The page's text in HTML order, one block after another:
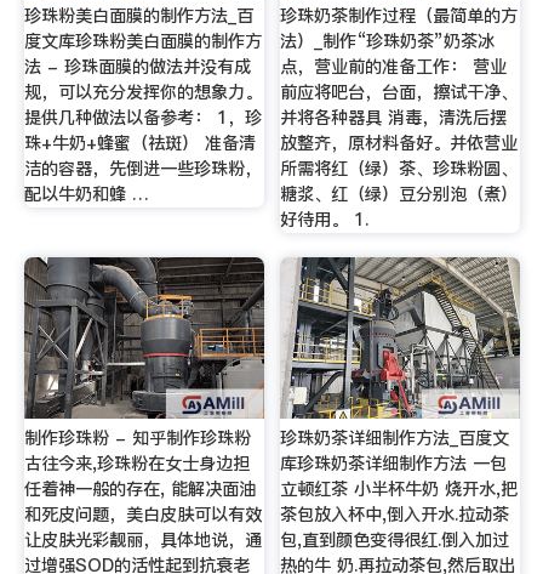
珍珠粉美白面膜的制作方法_百
度文库珍珠粉美白面膜的制作方
法 - 珍珠面膜的做法并没有成
规，可以充分发挥你的想象力。
提供几种做法以备参考： 1，珍
珠+牛奶+蜂蜜（祛斑） 准备清
洁的容器，先倒进一些珍珠粉，
配以牛奶和蜂 …
珍珠奶茶制作过程（最简单的方
法）_制作“珍珠奶茶”奶茶冰
点，营业前的准备工作： 营业
前应将吧台，台面，擦试干净、
并将各种器具 消毒，清洗后摆
放整齐，原材料备好。并依营业
所需将红（绿）茶、珍珠粉圆、
糖浆、红（绿）豆分别泡（煮）
好待用。 1.
制作珍珠粉 - 知乎制作珍珠粉
古往今来,珍珠粉在女士身边担
任着神一般的存在, 能解决面油
和死皮问题，美白皮肤可以有效
让皮肤光彩靓丽，具体地说，通
过增强SOD的活性起到抗衰老
珍珠奶茶详细制作方法_百度文
库珍珠奶茶详细制作方法 一包
立顿红茶 小半杯牛奶 烧开水,把
茶包放入杯中,倒入开水.拉动茶
包,直到颜色变得很红.倒入加过
热的牛 奶.再拉动茶包,然后取出